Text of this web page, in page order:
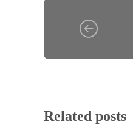
Related posts